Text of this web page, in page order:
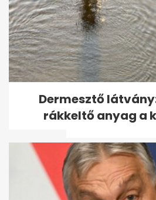
Az államtitkár
hogy Magyar
Dermesztő
rákkeltő anyag a